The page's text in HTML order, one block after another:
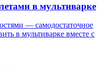
в мультиварке
— самодостаточное
в мультиварке вместе с